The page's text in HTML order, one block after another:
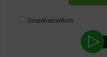
Összehasonlítom